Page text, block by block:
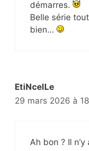
démarres.
Belle série
bien…
EtiNcelLe
29 mars 2026 à
Ah bon ? Il n’y